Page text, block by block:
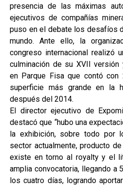
presencia de las máximas
ejecutivos de compañías
puso en el debate los desafíos
mundo. Ante ello, la
congreso internacional realizó
culminación de su XVII
en Parque Fisa que contó con
superficie más grande en la
después del 2014.
El director ejecutivo de
destacó que “hubo una
la exhibición, sobre todo por
sector actualmente, producto
existe en torno al royalty y el
amplia convocatoria, llegando a
los cuatro días, logrando